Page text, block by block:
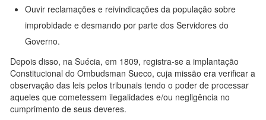
Ouvir reclamações e reivindicações da população sobre
improbidade e desmando por parte dos Servidores do
Governo.
Depois disso, na Suécia, em 1809, registra-se a implantação
Constitucional do Ombudsman Sueco, cuja missão era verificar a
observação das leis pelos tribunais tendo o poder de processar
aqueles que cometessem ilegalidades e/ou negligência no
cumprimento de seus deveres.